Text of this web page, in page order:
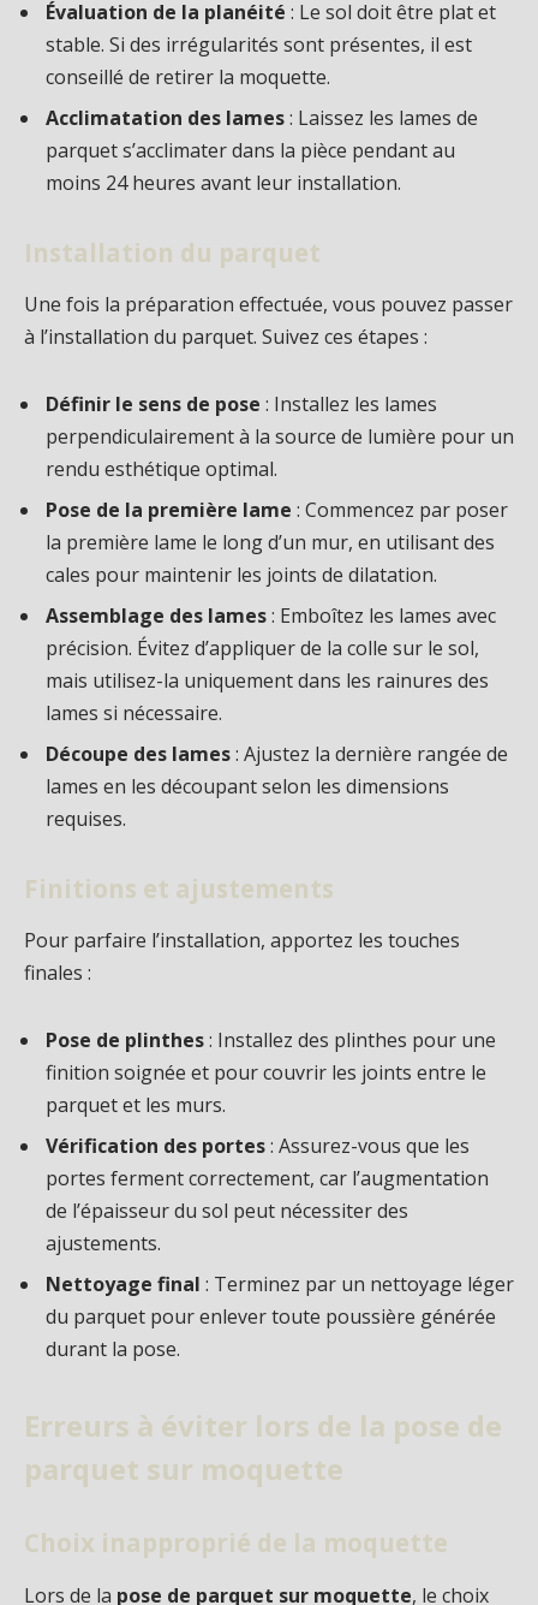
Évaluation de la planéité : Le sol doit être plat et
stable. Si des irrégularités sont présentes, il est
conseillé de retirer la moquette.
Acclimatation des lames: Laissez les lames de
parquet s’acclimater dans la pièce pendant au
moins 24 heures avant leur installation.
Installation du parquet
Une fois la préparation effectuée, vous pouvez passer
à l’installation du parquet. Suivez ces étapes :
Définir le sens de pose : Installez les lames
perpendiculairement à la source de lumière pour un
rendu esthétique optimal.
Pose de la première lame : Commencez par poser
la première lame le long d’un mur, en utilisant des
cales pour maintenir les joints de dilatation.
Assemblage des lames: Emboîtez les lames avec
précision. Évitez d’appliquer de la colle sur le sol,
mais utilisez-la uniquement dans les rainures des
lames si nécessaire.
Découpe des lames: Ajustez la dernière rangée de
lames en les découpant selon les dimensions
requises.
Finitions et ajustements
Pour parfaire l’installation, apportez les touches
finales :
Pose de plinthes: Installez des plinthes pour une
finition soignée et pour couvrir les joints entre le
parquet et les murs.
Vérification des portes: Assurez-vous que les
portes ferment correctement, car l’augmentation
de l’épaisseur du sol peut nécessiter des
ajustements.
Nettoyage final : Terminez par un nettoyage léger
du parquet pour enlever toute poussière générée
durant la pose.
Erreurs à éviter lors de la pose de
parquet sur moquette
Choix inapproprié de la moquette
Lors de la pose de parquet sur moquette, le choix